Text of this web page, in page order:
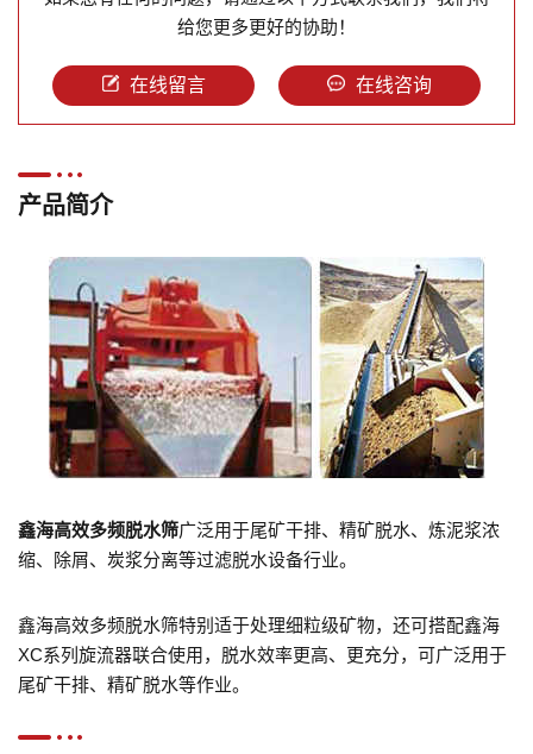
给您更多更好的协助！
在线留言 在线咨询
产品简介
鑫海高效多频脱水筛广泛用于尾矿干排、精矿脱水、炼泥浆浓
缩、除屑、炭浆分离等过滤脱水设备行业。
鑫海高效多频脱水筛特别适于处理细粒级矿物，还可搭配鑫海
XC系列旋流器联合使用，脱水效率更高、更充分，可广泛用于
尾矿干排、精矿脱水等作业。